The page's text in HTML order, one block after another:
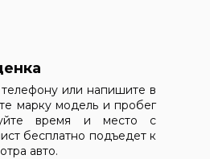
или напишите в
марку модель и пробег
время и место с
бесплатно подъедет к
авто.